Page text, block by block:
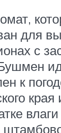
для
с
к